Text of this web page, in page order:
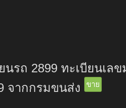
นรถ 2899 ทะเบียนเล
จากกรมขนส่ง
ขาย